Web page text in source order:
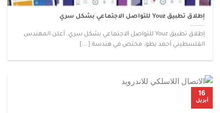
إطلاق تطبيق Youz للتواصل الاجتماعي بشكل سري
إطلاق تطبيق Youz للتواصل الاجتماعي بشكل سري. أعلن المهندس
الفلسطيني أحمد بطو، مختص في هندسة [...]
16
أبريل